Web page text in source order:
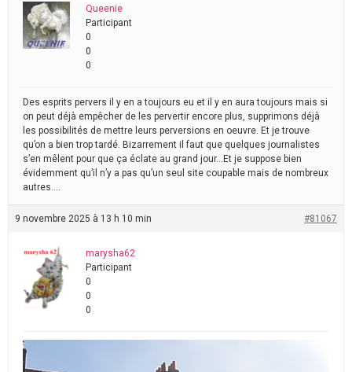
Queenie
Participant
0
0
0
Des esprits pervers il y en a toujours eu et il y en aura toujours mais si
on peut déjà empêcher de les pervertir encore plus, supprimons déjà
les possibilités de mettre leurs perversions en oeuvre. Et je trouve
qu’on a bien trop tardé. Bizarrement il faut que quelques journalistes
s’en mêlent pour que ça éclate au grand jour…Et je suppose bien
évidemment qu’il n’y a pas qu’un seul site coupable mais de nombreux
autres….
9 novembre 2025 à 13 h 10 min #81067
marysha62
Participant
0
0
0